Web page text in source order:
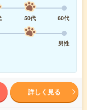
50代
60代
男性
詳しく見る